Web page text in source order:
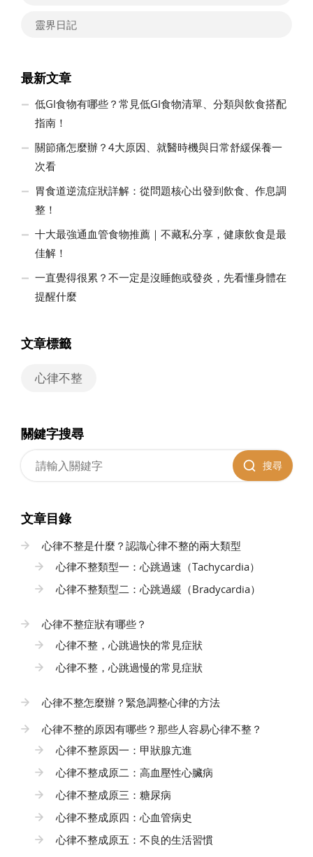
靈界日記
最新文章
低GI食物有哪些？常見低GI食物清單、分類與飲食搭配
指南！
關節痛怎麼辦？4大原因、就醫時機與日常舒緩保養一
次看
胃食道逆流症狀詳解：從問題核心出發到飲食、作息調
整！
十大最強通血管食物推薦｜不藏私分享，健康飲食是最
佳解！
一直覺得很累？不一定是沒睡飽或發炎，先看懂身體在
提醒什麼
文章標籤
心律不整
關鍵字搜尋
搜尋
文章目錄
心律不整是什麼？認識心律不整的兩大類型
心律不整類型一：心跳過速（Tachycardia）
心律不整類型二：心跳過緩（Bradycardia）
心律不整症狀有哪些？
心律不整，心跳過快的常見症狀
心律不整，心跳過慢的常見症狀
心律不整怎麼辦？緊急調整心律的方法
心律不整的原因有哪些？那些人容易心律不整？
心律不整原因一：甲狀腺亢進
心律不整成原二：高血壓性心臟病
心律不整成原三：糖尿病
心律不整成原四：心血管病史
心律不整成原五：不良的生活習慣